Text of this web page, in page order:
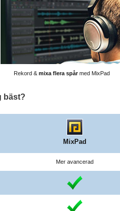
Rekord & mixa flera spårmed MixPad
bäst?
MixPad
Mer avancerad